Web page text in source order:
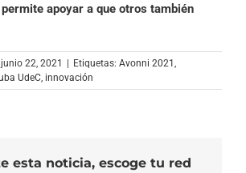
apoyar a que otros también
junio 22, 2021 Etiquetas: Avonni 2021 ,
UdeC, innovación
esta noticia, escoge tu red